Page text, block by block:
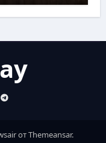
отThemeansar.